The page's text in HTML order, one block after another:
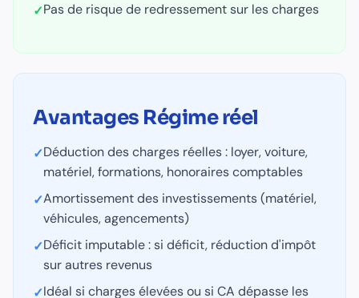
✓Pas de risque de redressement sur les charges
Avantages Régime réel
✓Déduction des charges réelles : loyer, voiture,
matériel, formations, honoraires comptables
✓Amortissement des investissements (matériel,
véhicules, agencements)
✓Déficit imputable : si déficit, réduction d'impôt
sur autres revenus
✓Idéal si charges élevées ou si CA dépasse les